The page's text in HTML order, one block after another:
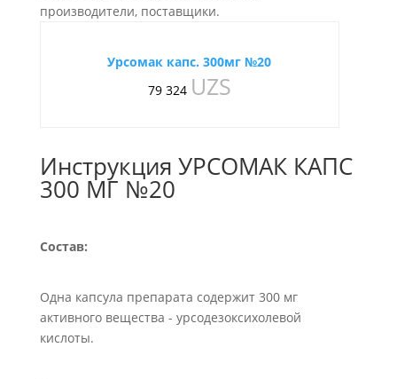
производители, поставщики.
Урсомак капс. 300мг №20
79 324 UZS
Инструкция УРСОМАК КАПС
300 МГ №20
Состав:
Одна капсула препарата содержит 300 мг
активного вещества - урсодезоксихолевой
кислоты.